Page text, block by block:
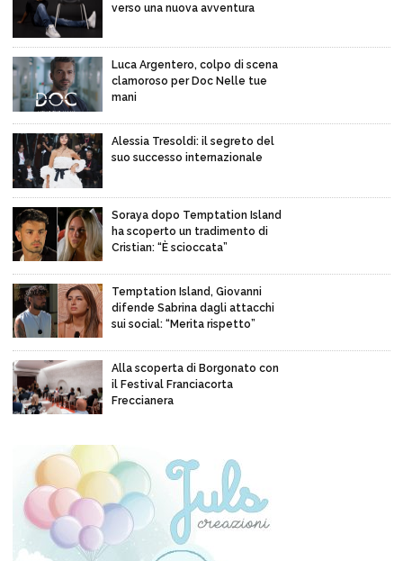
verso una nuova avventura
Luca Argentero, colpo di scena
clamoroso per Doc Nelle tue
mani
Alessia Tresoldi: il segreto del
suo successo internazionale
Soraya dopo Temptation Island
ha scoperto un tradimento di
Cristian: “È scioccata”
Temptation Island, Giovanni
difende Sabrina dagli attacchi
sui social: “Merita rispetto”
Alla scoperta di Borgonato con
il Festival Franciacorta
Freccianera